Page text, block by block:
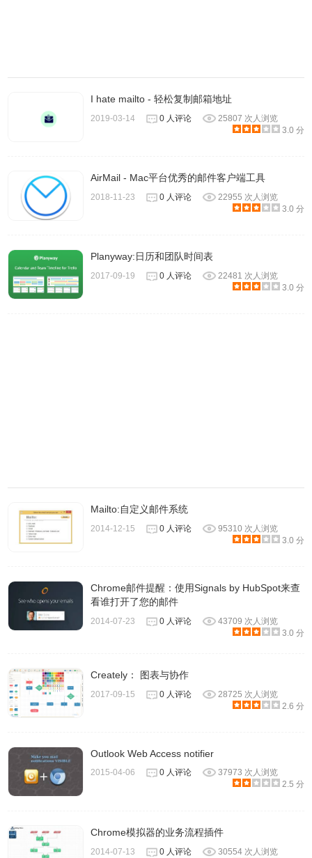
假如符合触发条件就自动抄送（CC）或秘密抄送
（BCC），但对象不会显示于邮件编辑画面中，不过测试后
5.完成后按下保存，该触发条件就会显示于 Auto BCC for
Gmail里，未来撰写邮件时若符合你所设定的条件，就会自
动发送抄送或秘密抄送至你指定的信箱。
I hate mailto - 轻松复制邮箱地址
2019-03-14 0 人评论
25807 次人浏览
3.0 分
AirMail - Mac平台优秀的邮件客户端工具
2018-11-23 0 人评论
22955 次人浏览
3.0 分
Planyway:日历和团队时间表
2017-09-19 0 人评论
22481 次人浏览
3.0 分
Mailto:自定义邮件系统
2014-12-15 0 人评论
95310 次人浏览
3.0 分
Chrome邮件提醒：使用Signals by HubSpot来查
看谁打开了您的邮件
2014-07-23 0 人评论
43709 次人浏览
3.0 分
Creately： 图表与协作
2017-09-15 0 人评论
28725 次人浏览
2.6 分
Outlook Web Access notifier
2015-04-06 0 人评论
37973 次人浏览
2.5 分
Chrome模拟器的业务流程插件
2014-07-13 0 人评论
30554 次人浏览